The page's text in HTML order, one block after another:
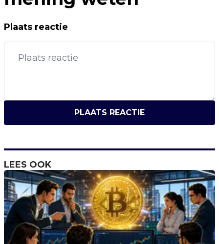
Plaats reactie
PLAATS REACTIE
LEES OOK